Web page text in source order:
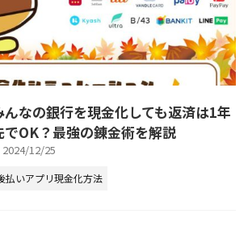
んなの銀行を現金化しても返済は1年
でOK？最強の錬金術を解説
2024/12/25
払いアプリ現金化方法